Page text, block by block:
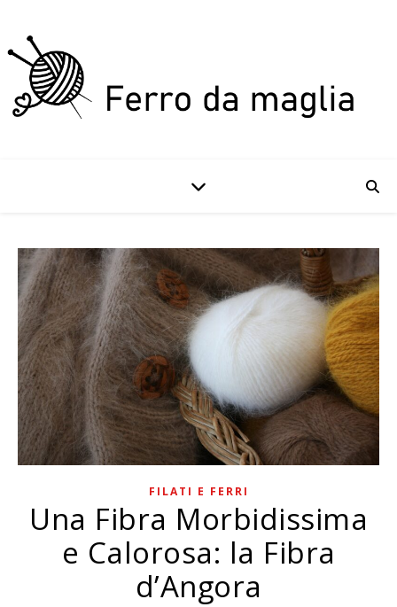
FILATI E FERRI
Una Fibra Morbidissima
e Calorosa: la Fibra
d’Angora